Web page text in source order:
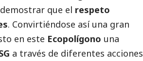
que el respeto
. Convirtiéndose así una gran
en este Ecopolígono una
a través de diferentes acciones